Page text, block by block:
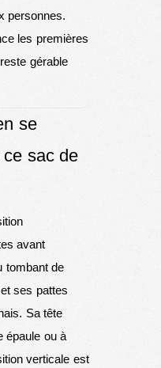
personnes.
les premières
gérable
se
sac de
avant
tombant de
ses pattes
Sa tête
épaule ou à
verticale est